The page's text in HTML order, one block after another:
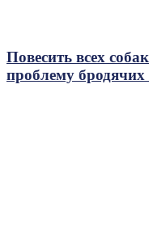
Повесить всех
проблему бродячих